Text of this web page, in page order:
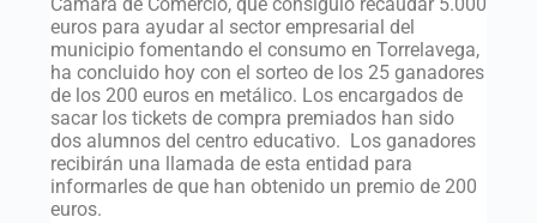
euros para ayudar al sector empresarial del
municipio fomentando el consumo en Torrelavega,
ha concluido hoy con el sorteo de los 25 ganadores
de los 200 euros en metálico. Los encargados de
sacar los tickets de compra premiados han sido
dos alumnos del centro educativo. Los ganadores
recibirán una llamada de esta entidad para
informarles de que han obtenido un premio de 200
euros.